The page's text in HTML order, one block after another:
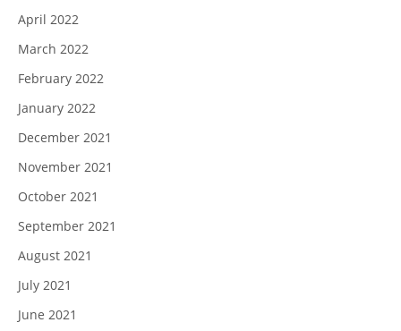
April 2022
March 2022
February 2022
January 2022
December 2021
November 2021
October 2021
September 2021
August 2021
July 2021
June 2021